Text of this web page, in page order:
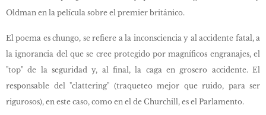
Oldman en la película sobre el premier británico.
El poema es chungo, se refiere a la inconsciencia y al accidente fatal, a
la ignorancia del que se cree protegido por magníficos engranajes, el
"top" de la seguridad y, al final, la caga en grosero accidente. El
responsable del "clattering" (traqueteo mejor que ruido, para ser
rigurosos), en este caso, como en el de Churchill, es el Parlamento.